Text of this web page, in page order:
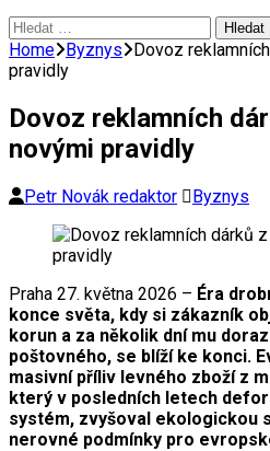
Vyhledávání
Home Byznys
Dovoz
pravidly
Dovoz reklamních
novými pravidly
Petr Novák redaktor Byznys
Praha 27. května 2026 – Éra
konce světa, kdy si zákazník
korun a za několik dní mu
poštovného, se blíží ke konci.
masivní příliv levného zboží z
který v posledních letech
systém, zvyšoval ekologickou
nerovné podmínky pro